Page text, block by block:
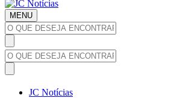
MENU
JC Notícias